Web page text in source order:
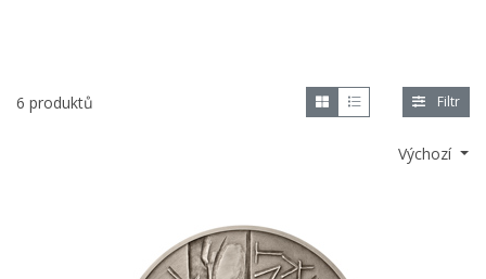
Výchozí
6 produktů Filtr